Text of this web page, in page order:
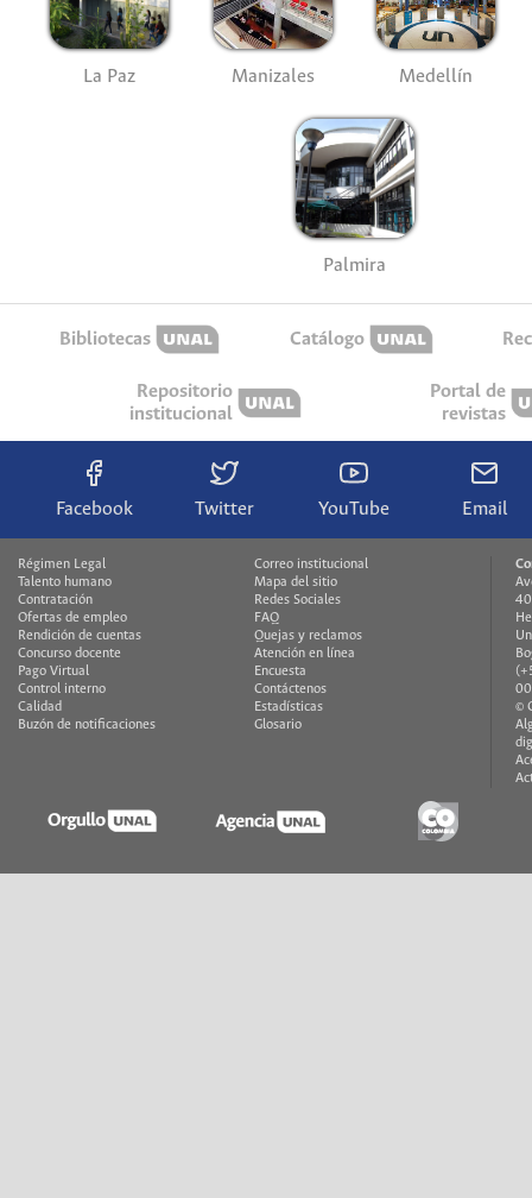
La Paz Manizales Medellín
Palmira
Bibliotecas Catálogo
Repositorio
institucional
Portal de
revistas
Facebook Twitter YouTube Email
Régimen Legal
Talento humano
Contratación
Ofertas de empleo
Rendición de cuentas
Concurso docente
Pago Virtual
Control interno
Calidad
Buzón de notificaciones
Correo institucional
Mapa del sitio
Redes Sociales
FAQ
Quejas y reclamos
Atención en línea
Encuesta
Contáctenos
Estadísticas
Glosario
©